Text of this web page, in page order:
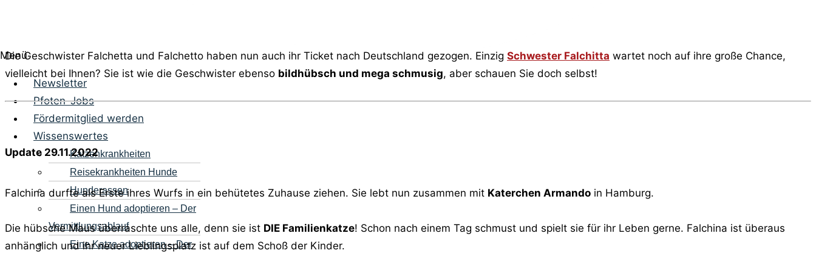
Menü
Newsletter
Pfoten-Jobs
Fördermitglied werden
Wissenswertes
Katzenkrankheiten
Reisekrankheiten Hunde
Hunderassen
Einen Hund adoptieren – Der
Vermittlungsablauf
Eine Katze adoptieren – Der
Die Geschwister Falchetta und Falchetto haben nun auch ihr Ticket nach Deutschland gezogen. Einzig Schwester Falchitta wartet noch auf ihre große Chance,
vielleicht bei Ihnen? Sie ist wie die Geschwister ebenso bildhübsch und mega schmusig, aber schauen Sie doch selbst!
Update 29.11.2022
Falchina durfte als Erste ihres Wurfs in ein behütetes Zuhause ziehen. Sie lebt nun zusammen mit Katerchen Armando in Hamburg.
Die hübsche Maus überraschte uns alle, denn sie ist DIE Familienkatze! Schon nach einem Tag schmust und spielt sie für ihr Leben gerne. Falchina ist überaus
anhänglich und ihr neuer Lieblingsplatz ist auf dem Schoß der Kinder.